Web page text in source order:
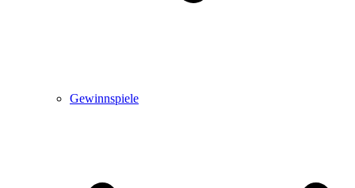
Gewinnspiele